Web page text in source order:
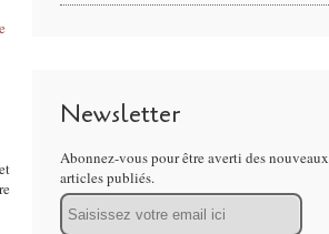
Newsletter
Abonnez-vous pour être averti des nouveaux
articles publiés.
Email